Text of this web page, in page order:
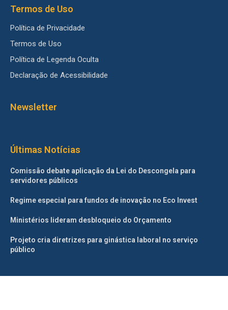
Termos de Uso
Política de Privacidade
Termos de Uso
Política de Legenda Oculta
Declaração de Acessibilidade
Newsletter
Últimas Notícias
Comissão debate aplicação da Lei do Descongela para
servidores públicos
Regime especial para fundos de inovação no Eco Invest
Ministérios lideram desbloqueio do Orçamento
Projeto cria diretrizes para ginástica laboral no serviço
público